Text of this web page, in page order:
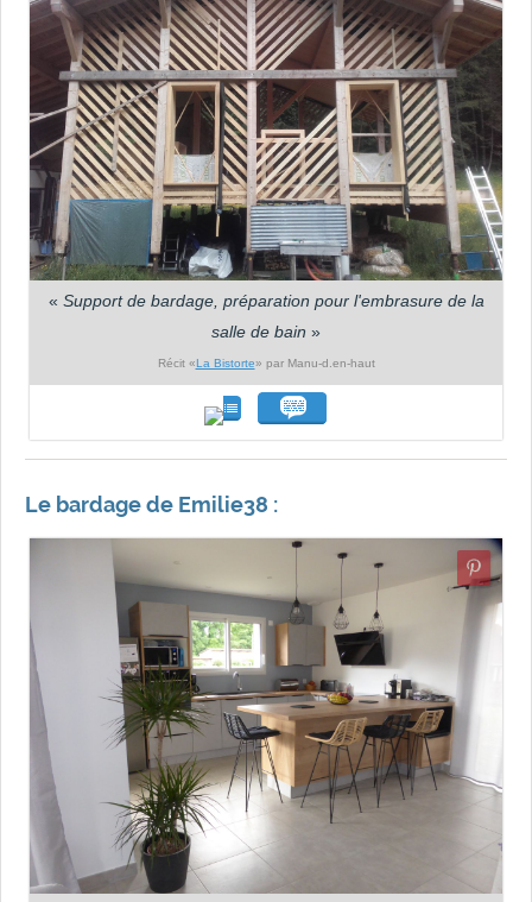
« Support de bardage, préparation pour l'embrasure de la
salle de bain »
Récit «La Bistorte» par Manu-d.en-haut
Le bardage de Emilie38 :